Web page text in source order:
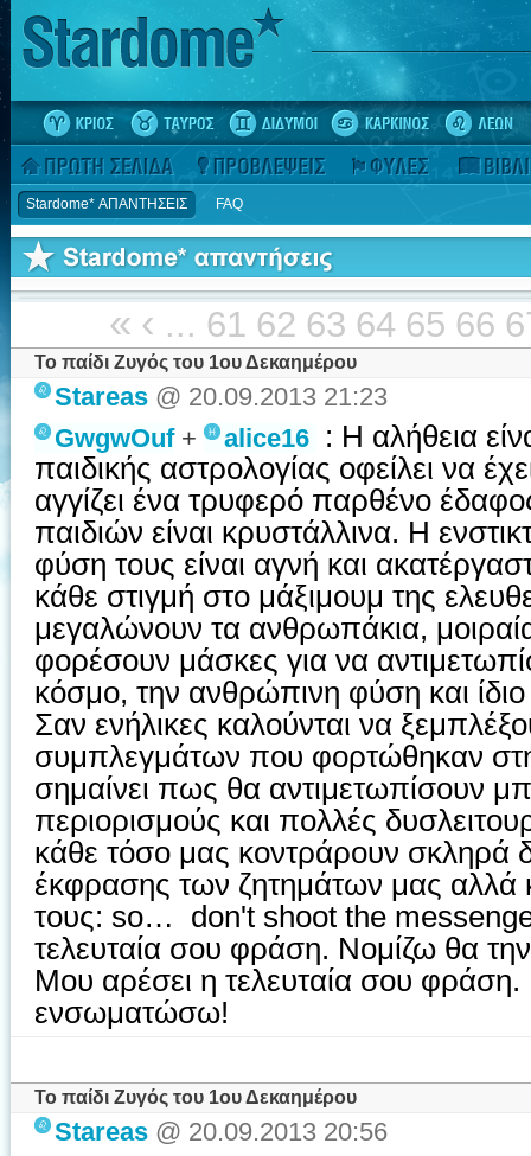
Stardome* ΑΠΑΝΤΗΣΕΙΣ FAQ
« ‹ ... 61 62 63 64 65 66
Το παίδι Ζυγός του 1ου Δεκαημέρου
Stareas @ 20.09.2013 21:23
GwgwOuf+ alice16 : Η αλήθεια
παιδικής αστρολογίας οφείλει να
αγγίζει ένα τρυφερό παρθένο
παιδιών είναι κρυστάλλινα. Η
φύση τους είναι αγνή και
κάθε στιγμή στο μάξιμουμ της
μεγαλώνουν τα ανθρωπάκια,
φορέσουν μάσκες για να
κόσμο, την ανθρώπινη φύση και
Σαν ενήλικες καλούνται να
συμπλεγμάτων που φορτώθηκαν
σημαίνει πως θα αντιμετωπίσουν
περιορισμούς και πολλές
κάθε τόσο μας κοντράρουν σκληρά
έκφρασης των ζητημάτων μας αλλά
τους: so…
don't shoot the
τελευταία σου φράση. Νομίζω θα
Μου αρέσει η τελευταία σου φράση.
ενσωματώσω!
Το παίδι Ζυγός του 1ου Δεκαημέρου
Stareas @ 20.09.2013 20:56